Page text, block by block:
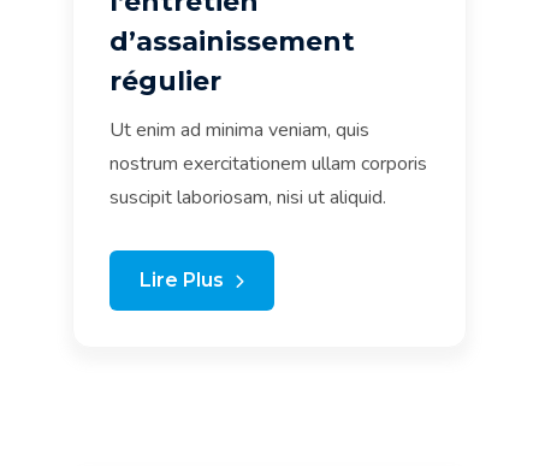
d’assainissement
régulier
Ut enim ad minima veniam, quis
nostrum exercitationem ullam corporis
suscipit laboriosam, nisi ut aliquid.
Lire Plus